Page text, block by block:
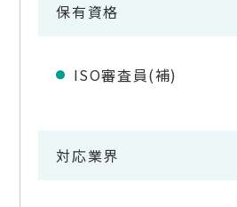
保有資格
ISO審査員(補)
対応業界